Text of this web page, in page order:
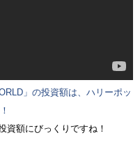
」の投資額は、ハリーポッ
資額にびっくりですね！